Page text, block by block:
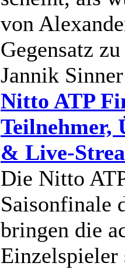
von
Gegensatz
Jannik
Nitto ATP
Teilnehmer,
& Live-
Die Nitto
Saisonfinale
bringen die
Einzelspieler